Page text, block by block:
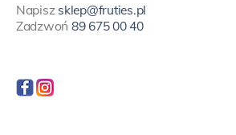
Napisz sklep@fruties.pl
Zadzwoń 89 675 00 40